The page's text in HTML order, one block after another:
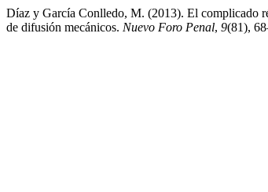
Díaz y García Conlledo, M. (2013). El complicado
de difusión mecánicos. Nuevo Foro Penal, 9(81),